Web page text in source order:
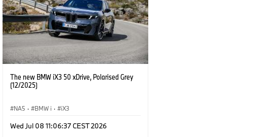
The new BMW iX3 50 xDrive, Polarised Grey
(12/2025)
NA5 · BMW i · iX3
Wed Jul 08 11:06:37 CEST 2026